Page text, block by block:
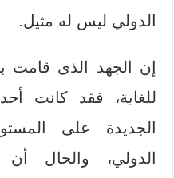
الدولي ليس له مثيل.
إن الجهد الذى قامت
للغاية، فقد كانت أحد
الجديدة على
الدولي، والحال